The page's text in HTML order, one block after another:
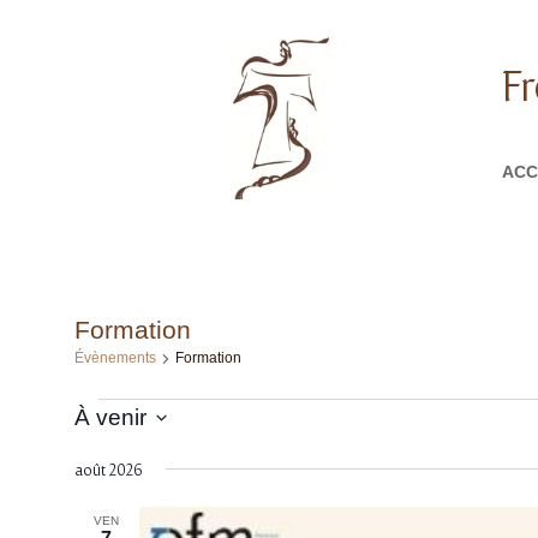
Formation
Évènements Formation
Évènements
À venir
une
août 2026
VEN